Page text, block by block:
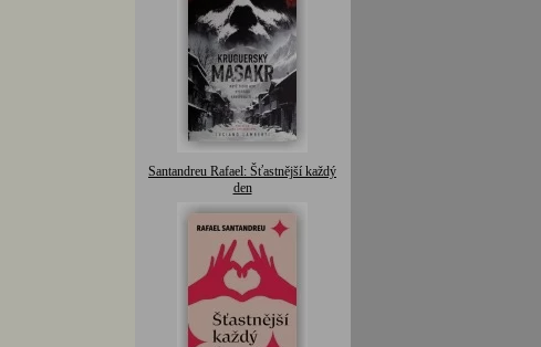
Santandreu Rafael: Šťastnější každý
den